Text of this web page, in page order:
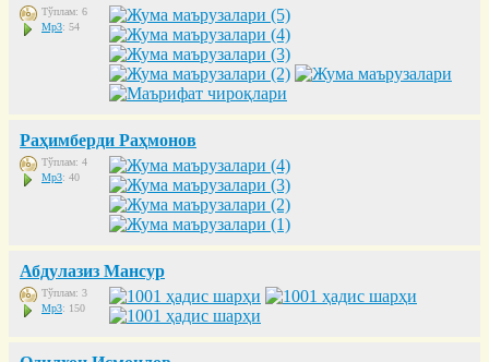
Тўплам: 6
Mp3: 54
Раҳимберди Раҳмонов
Тўплам: 4
Mp3: 40
Абдулазиз Мансур
Тўплам: 3
Mp3: 150